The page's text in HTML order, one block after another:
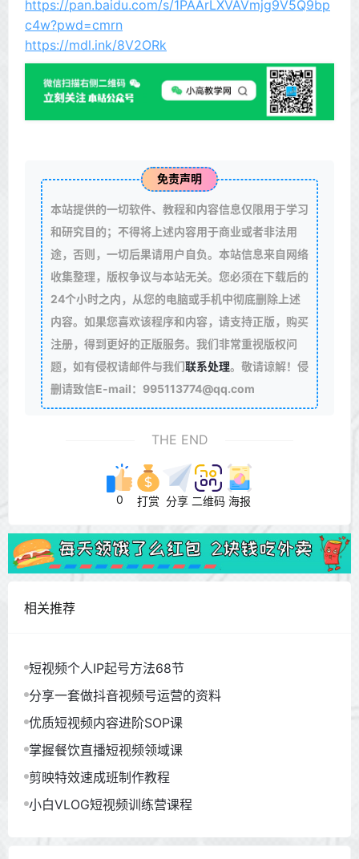
https://pan.baidu.com/s/1PAArLXVAVmjg9V5Q9bp
c4w?pwd=cmrn
https://mdl.ink/8V2ORk
免责声明
本站提供的一切软件、教程和内容信息仅限用于学习
和研究目的；不得将上述内容用于商业或者非法用
途，否则，一切后果请用户自负。本站信息来自网络
收集整理，版权争议与本站无关。您必须在下载后的
24个小时之内，从您的电脑或手机中彻底删除上述
内容。如果您喜欢该程序和内容，请支持正版，购买
注册，得到更好的正版服务。我们非常重视版权问
题，如有侵权请邮件与我们联系处理。敬请谅解！侵
删请致信E-mail：995113774@qq.com
THE END
0 打赏 分享 二维码 海报
相关推荐
短视频个人IP起号方法68节
分享一套做抖音视频号运营的资料
优质短视频内容进阶SOP课
掌握餐饮直播短视频领域课
剪映特效速成班制作教程
小白VLOG短视频训练营课程